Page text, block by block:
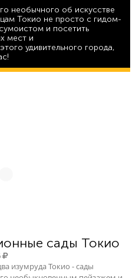
необычного об искусстве
Токио не просто с гидом-
и посетить
мест и
удивительного города,
сады Токио
изумруда Токио - сады